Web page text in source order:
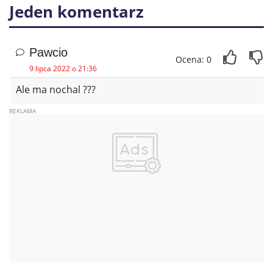
Jeden komentarz
Pawcio
9 lipca 2022 o 21:36
Ocena: 0
Ale ma nochal ???